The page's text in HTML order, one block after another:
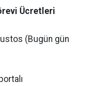
Ücretleri
(Bugün gün